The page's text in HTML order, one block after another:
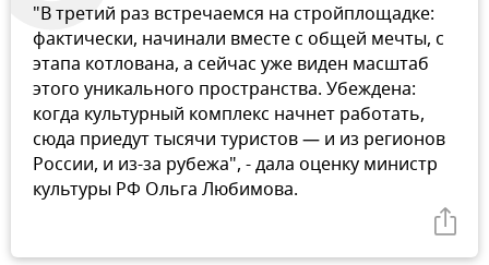
"В третий раз встречаемся на стройплощадке:
фактически, начинали вместе с общей мечты, с
этапа котлована, а сейчас уже виден масштаб
этого уникального пространства. Убеждена:
когда культурный комплекс начнет работать,
сюда приедут тысячи туристов — и из регионов
России, и из-за рубежа", - дала оценку министр
культуры РФ Ольга Любимова.